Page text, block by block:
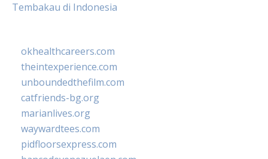
Tembakau di Indonesia
okhealthcareers.com
theintexperience.com
unboundedthefilm.com
catfriends-bg.org
marianlives.org
waywardtees.com
pidfloorsexpress.com